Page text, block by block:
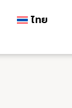
ไทย